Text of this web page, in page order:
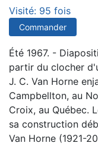
Visité: 95 fois
Commander
Été 1967. -
partir du clocher
J. C. Van Horne
Campbellton, au
Croix, au Québec.
sa construction
Van Horne (1921-